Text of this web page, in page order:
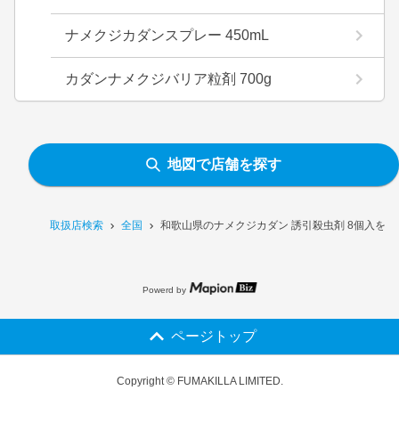
取扱店検索 全国 和歌山県のナメクジカダン 誘引殺虫剤 8個入を
ナメクジカダンスプレー 450mL
カダンナメクジバリア粒剤 700g
地図で店舗を探す
Powerd by
ページトップ
Copyright © FUMAKILLA LIMITED.